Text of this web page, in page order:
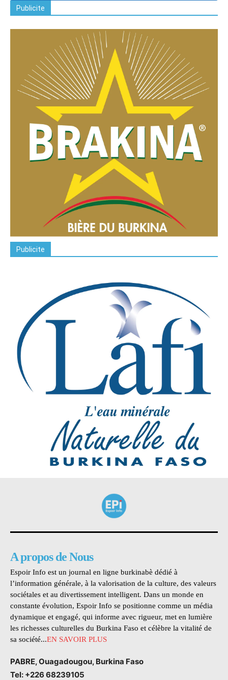
Publicite
Publicite
A propos de Nous
Espoir Info est un journal en ligne burkinabè dédié à
l’information générale, à la valorisation de la culture, des valeurs
sociétales et au divertissement intelligent. Dans un monde en
constante évolution, Espoir Info se positionne comme un média
dynamique et engagé, qui informe avec rigueur, met en lumière
les richesses culturelles du Burkina Faso et célèbre la vitalité de
sa société...EN SAVOIR PLUS
PABRE, Ouagadougou, Burkina Faso
Tel: +226 68239105